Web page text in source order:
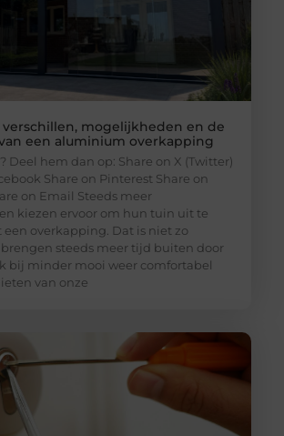
mogelijkheden en de
een aluminium overkapping
Deel hem dan op: Share on X (Twitter)
Share on Pinterest Share on
on Email Steeds meer
kiezen ervoor om hun tuin uit te
overkapping. Dat is niet zo
steeds meer tijd buiten door
bij minder mooi weer comfortabel
van onze